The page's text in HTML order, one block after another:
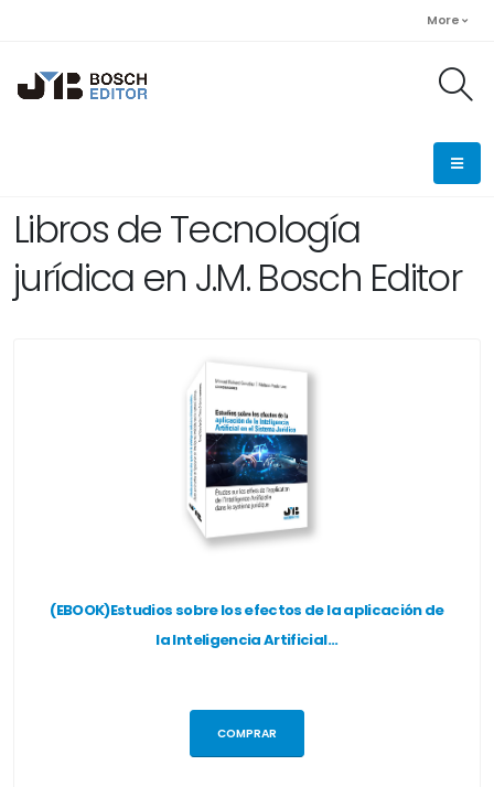
More
Libros de Tecnología
jurídica en J.M. Bosch Editor
(EBOOK)Estudios sobre los efectos de la aplicación de
la Inteligencia Artificial...
COMPRAR